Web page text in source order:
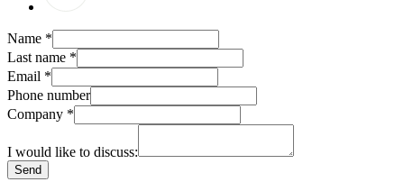
Name *
Last name *
Email *
Phone number
Company *
I would like to discuss:
Send